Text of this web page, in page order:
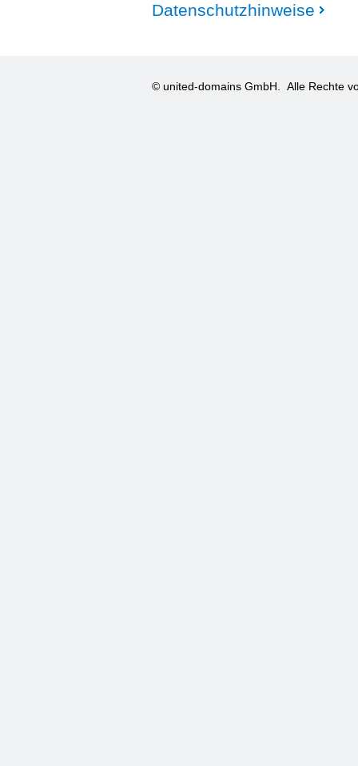
Datenschutzhinweise
© united-domains GmbH. Alle Rechte